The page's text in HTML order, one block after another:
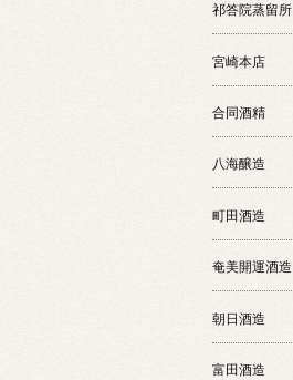
祁答院蒸留所
宮崎本店
合同酒精
八海醸造
町田酒造
奄美開運酒造
朝日酒造
富田酒造